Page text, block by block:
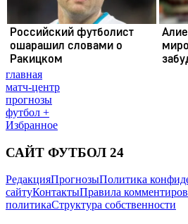
главная
матч-центр
прогнозы
футбол +
Избранное
САЙТ ФУТБОЛ 24
РедакцияПрогнозыПолитика
сайтуКонтактыПравила
политикаСтруктура собственности